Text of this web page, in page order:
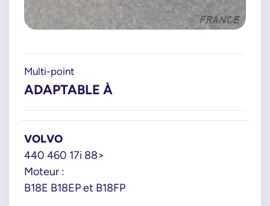
Multi-point
ADAPTABLE À
VOLVO
440 460 17i 88>
Moteur :
B18E B18EP et B18FP